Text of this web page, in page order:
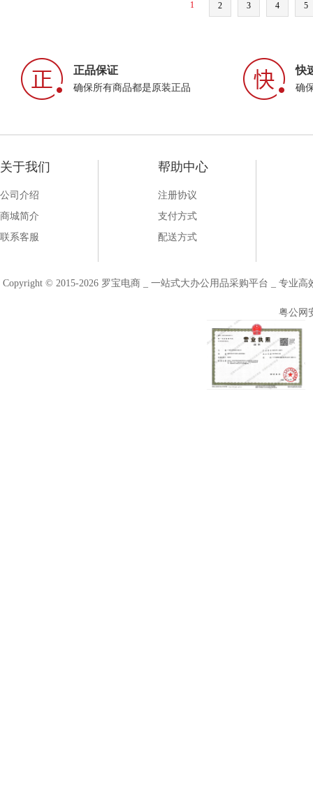
1 2 3 4 5
正品保证
确保所有商品都是原装正品
快
确
关于我们
公司介绍
商城简介
联系客服
帮助中心
注册协议
支付方式
配送方式
Copyright © 2015-2026 罗宝电商 _ 一站式大办公用品采购平台 _ 专业
粤公网